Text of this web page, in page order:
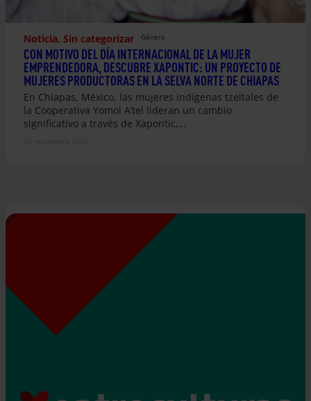
Noticia, Sin categorizar Género
CON MOTIVO DEL DÍA INTERNACIONAL DE LA MUJER
EMPRENDEDORA, DESCUBRE XAPONTIC: UN PROYECTO DE
MUJERES PRODUCTORAS EN LA SELVA NORTE DE CHIAPAS
En Chiapas, México, las mujeres indígenas tzeltales de
la Cooperativa Yomol A’tel lideran un cambio
significativo a través de Xapontic,…